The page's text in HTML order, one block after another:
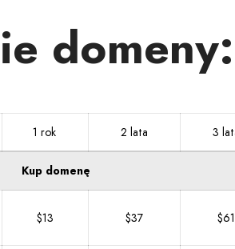
1 rok 2 lata 3
Kup domenę
$13 $37 $61